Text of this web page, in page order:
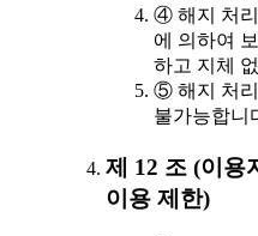
④ 해지 처리
에 의하여
하고 지체
⑤ 해지 처리
불가능합니
제 12 조 (이용
이용 제한)